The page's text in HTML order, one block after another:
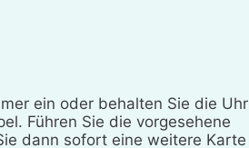
ein oder behalten Sie die Uhr
Führen Sie die vorgesehene
dann sofort eine weitere Karte